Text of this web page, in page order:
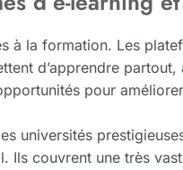
à la formation. Les
d’apprendre
pour
universités
Ils couvrent une très